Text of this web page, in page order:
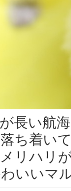
長い航
ち着い
リハリ
いいマ